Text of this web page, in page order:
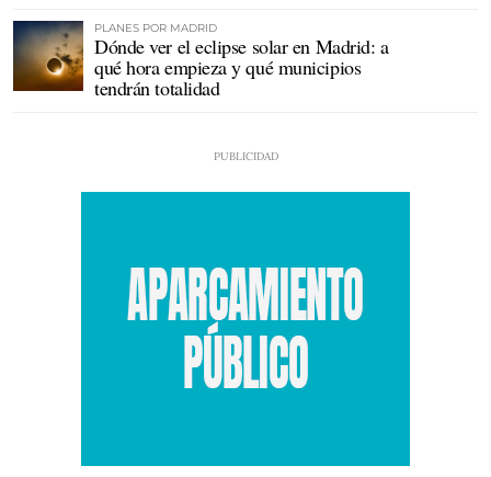
PLANES POR MADRID
Dónde ver el eclipse solar en Madrid: a
qué hora empieza y qué municipios
tendrán totalidad